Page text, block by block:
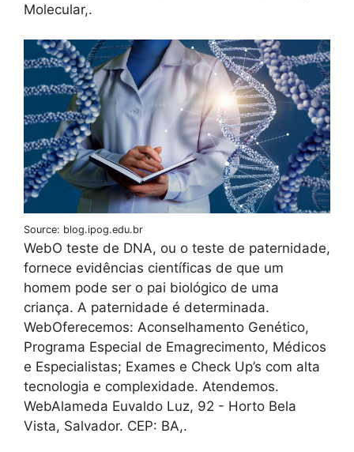
Molecular,.
Source: blog.ipog.edu.br
WebO teste de DNA, ou o teste de paternidade,
fornece evidências científicas de que um
homem pode ser o pai biológico de uma
criança. A paternidade é determinada.
WebOferecemos: Aconselhamento Genético,
Programa Especial de Emagrecimento, Médicos
e Especialistas; Exames e Check Up’s com alta
tecnologia e complexidade. Atendemos.
WebAlameda Euvaldo Luz, 92 - Horto Bela
Vista, Salvador. CEP: BA,.